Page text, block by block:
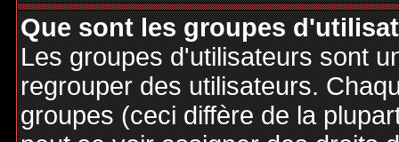
Que sont les groupes
Les groupes d'utilisateurs sont
regrouper des utilisateurs.
groupes (ceci diffère de la